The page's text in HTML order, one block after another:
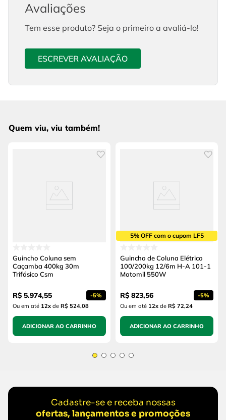
Avaliações
Tem esse produto? Seja o primeiro a avaliá-lo!
ESCREVER AVALIAÇÃO
Quem viu, viu também!
Guincho Coluna sem
Caçamba 400kg 30m
Trifásico Csm
R$ 5.974,55 -5%
Ou em até 12x de R$ 524,08
ADICIONAR AO CARRINHO
5% OFF com o cupom LF5
Guincho de Coluna Elétrico
100/200kg 12/6m H-A 101-1
Motomil 550W
R$ 823,56 -5%
Ou em até 12x de R$ 72,24
ADICIONAR AO CARRINHO
Cadastre-se e receba nossas
ofertas, lançamentos e promoções